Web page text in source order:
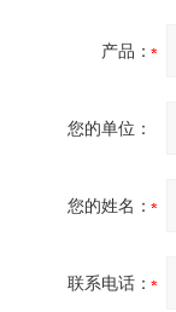
产品：
您的单位：
您的姓名：
联系电话：